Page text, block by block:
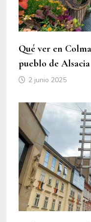
Qué ver en
pueblo de Alsacia
2 junio 2025